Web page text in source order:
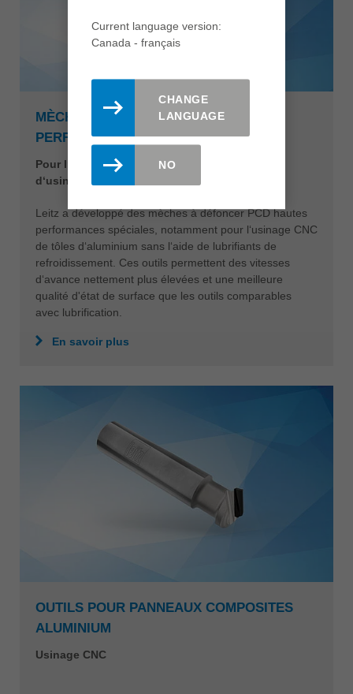
MÈCHES À DÉFONCER DP HAUTE
PERFORMANCE
Pour l‘usinage à sec de l‘aluminium sur centre
d‘usinage CNC
Leitz a développé des mèches à défoncer PCD hautes
performances spéciales, notamment pour l‘usinage CNC
de tôles d‘aluminium sans l‘aide de lubrifiants de
refroidissement. Ces outils permettent des vitesses
d‘avance nettement plus élevées et une meilleure
qualité d'état de surface que les outils comparables
avec lubrification.
En savoir plus
OUTILS POUR PANNEAUX COMPOSITES
ALUMINIUM
Usinage CNC
Current language version:
Canada - français
CHANGE
LANGUAGE
NO